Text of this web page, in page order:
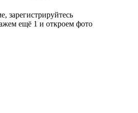
зарегистрируйтесь
ещё 1 и откроем фото